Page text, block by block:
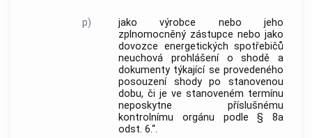
p)
jako výrobce nebo jeho
zplnomocněný zástupce nebo jako
dovozce energetických spotřebičů
neuchová prohlášení o shodě a
dokumenty týkající se provedeného
posouzení shody po stanovenou
dobu, či je ve stanoveném termínu
neposkytne příslušnému
kontrolnímu orgánu podle § 8a
odst. 6.“.